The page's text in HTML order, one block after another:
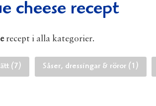
cheese recept
recept i alla kategorier.
(7) Såser, dressingar & röror (1)